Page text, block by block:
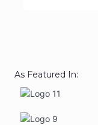
As Featured In: